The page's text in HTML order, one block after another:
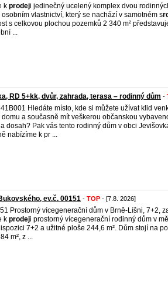
k prodeji jedinečný ucelený komplex dvou
osobním vlastnictví, který se nachází v samotném srd
s celkovou plochou pozemků 2 340 m²
...
RD 5+kk, dvůr, zahrada, terasa – rodinný dům -
Hledáte místo, kde si můžete užívat klid
a současně mít veškerou občanskou
dosah? Pak vás tento rodinný dům v obci
nabízíme k pr ...
ev.č. 00151 - TOP - [7.8. 2026]
Prostorný vícegenerační dům v Brně-Líšni, 7+2,
k prodeji prostorný vícegenerační rodinný dům v
7+2 a užitné ploše 244,6 m². Dům stojí na
m², z ...